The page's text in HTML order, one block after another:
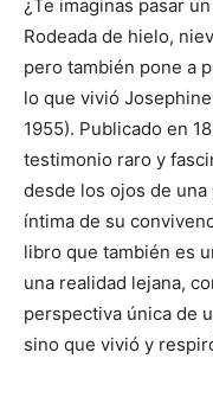
¿Te imaginas pasar
Rodeada de hielo,
pero también pone a
lo que vivió
1955). Publicado en
testimonio raro y
desde los ojos de
íntima de su
libro que también es
una realidad lejana,
perspectiva única de
sino que vivió y